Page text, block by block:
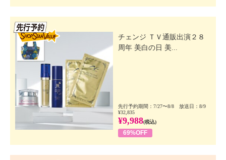
チェンジ ＴＶ通販出演２８
周年 美白の日 美...
先行予約期間：7/27〜8/8 放送日：8/9
¥32,835
¥9,988(税込)
69%OFF